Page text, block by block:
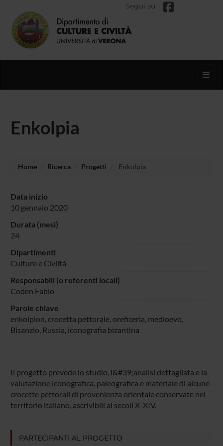
Segui su
Enkolpia
Home Ricerca Progetti Enkolpia
Data inizio
10 gennaio 2020
Durata (mesi)
24
Dipartimenti
Culture e Civiltà
Responsabili (o referenti locali)
Coden Fabio
Parole chiave
enkolpion, crocetta pettorale, oreficeria, medioevo,
Bisanzio, Russia, iconografia bizantina
Il progetto prevede lo studio, l&#39;analisi dettagliata e la
valutazione iconografica, paleografica e materiale di alcune
crocette pettorali di provenienza orientale conservate nel
territorio italiano, ascrivibili ai secoli X-XIV.
PARTECIPANTI AL PROGETTO